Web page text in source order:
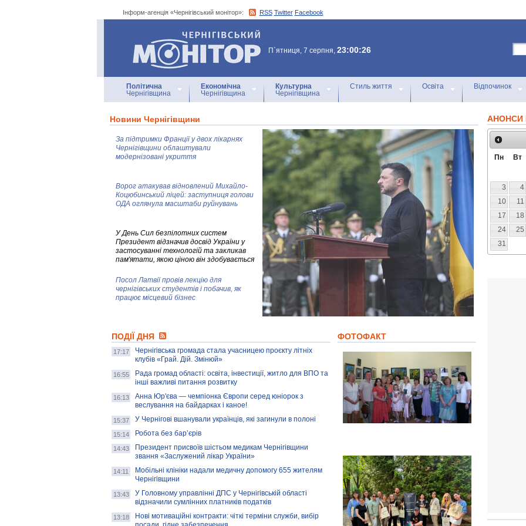
Інформ-агенція «Чернігівський монітор»: RSS Twitter Facebook
Інформ-агенція
«Чернігівський монітор»
П`ятниця, 7 серпня, 23:00:26
Політична
Чернігівщина
Економічна
Чернігівщина
Культурна
Чернігівщина
Стиль життя Освіта Відпочинок
Новини Чернігівщини
За підтримки Франції у двох лікарнях
Чернігівщини облаштували
модернізовані укриття
Ворог атакував відновлений Михайло-
Коцюбинський ліцей: заступниця голови
ОДА оглянула масштаби руйнувань
У День Сил безпілотних систем
Президент відзначив досвід України у
застосуванні технологій та закликав
пам'ятати, якою ціною він здобувається
Посол Латвії провів лекцію для
чернігівських студентів і побачив, як
працює місцевий бізнес
колекцію про війну, емоції та тварин
AB InBev Efes Україна підтримала
навчальний проєкт "Молодіжна бізнес-
школа", спрямований на розвиток
підприємництва у Чернігівській області
Золота тварина: видання Forbes
написало про чернігівця Патрона: хто і
скільки на ньому заробляє? І куди
витрачають?
ПОДІЇ ДНЯ
17:17
Чернігівська громада стала учасницею проєкту літніх
клубів «Грай. Дій. Змінюй»
16:55
Рада громад області: освіта, інвестиції, житло для ВПО та
інші важливі питання розвитку
16:13
Анна Юр'єва — чемпіонка Європи серед юніорок з
веслування на байдарках і каное!
15:37 У Чернігові вшанували українців, які загинули в полоні
15:14 Робота без бар’єрів
14:43
Президент присвоїв шістьом медикам Чернігівщини
звання «Заслужений лікар України»
14:11
Мобільні клініки надали медичну допомогу 655 жителям
Чернігівщини
13:43
У Головному управлінні ДПС у Чернігівській області
відзначили сумлінних платників податків
13:18
Нові мотиваційні контракти: чіткі терміни служби, вибір
ФОТОФАКТ
АНОНСИ
Пн Вт
3
4
10
11
17
18
24
25
31